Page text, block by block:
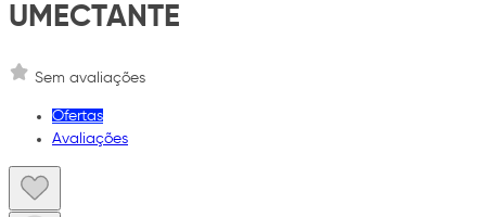
UMECTANTE
Sem avaliações
Ofertas
Avaliações